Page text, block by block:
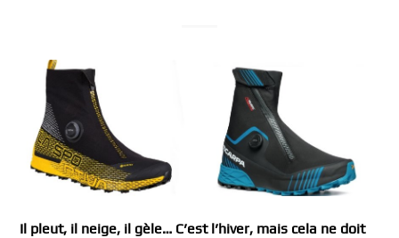
Il pleut, il neige, il gèle… C’est l’hiver, mais cela ne doit